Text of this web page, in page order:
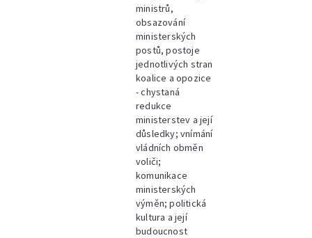
ministrů,
obsazování
ministerských
postů, postoje
jednotlivých stran
koalice a opozice
- chystaná
redukce
ministerstev a její
důsledky; vnímání
vládních obměn
voliči;
komunikace
ministerských
výměn; politická
kultura a její
budoucnost